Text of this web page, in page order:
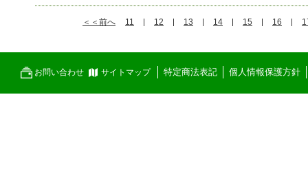
＜＜前へ 11 12 13 14 15 16
お問い合わせ サイトマップ 特定商法表記 個人情報保護方針